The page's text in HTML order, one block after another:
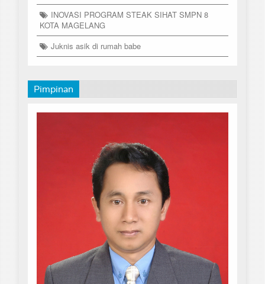
INOVASI PROGRAM STEAK SIHAT SMPN 8
KOTA MAGELANG
Juknis asik di rumah babe
Pimpinan